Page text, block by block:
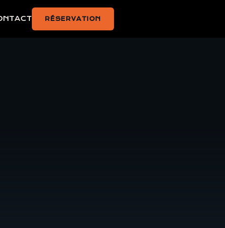
RÉSERVATION